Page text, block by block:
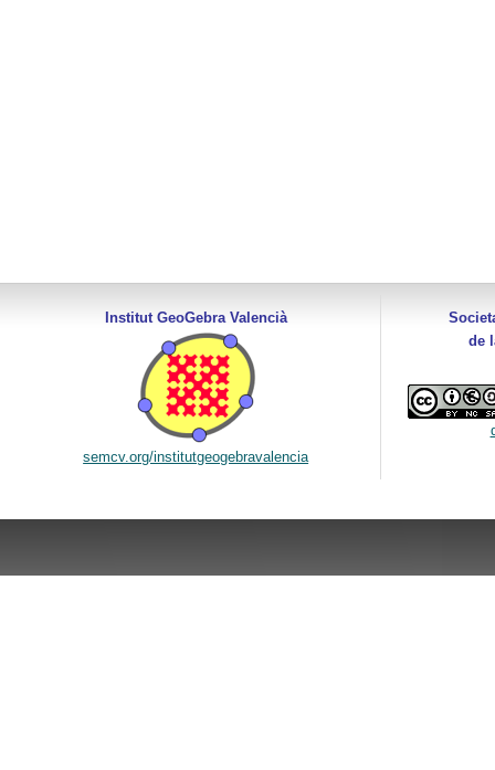
Institut GeoGebra Valencià
semcv.org/institutgeogebravalencia
de